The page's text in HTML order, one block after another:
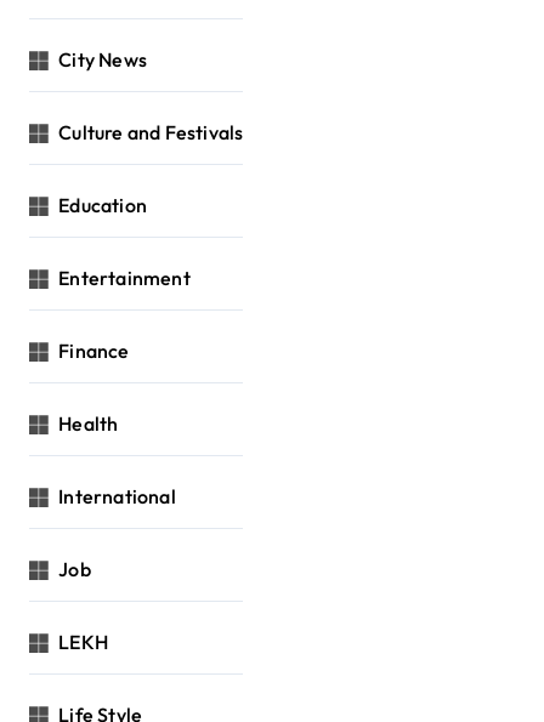
City News
Culture and Festivals
Education
Entertainment
Finance
Health
International
Job
LEKH
Life Style